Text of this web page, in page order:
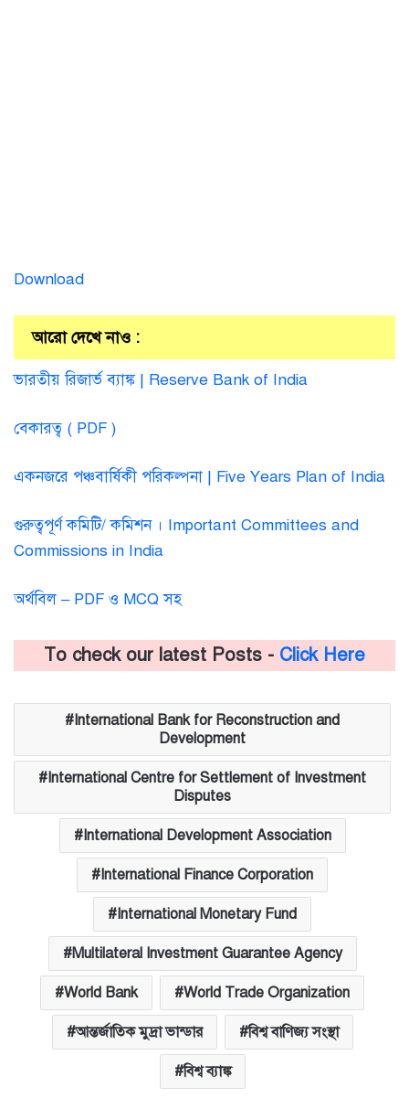
Download
আরো দেখে নাও :
ভারতীয় রিজার্ভ ব্যাঙ্ক | Reserve Bank of India
বেকারত্ব ( PDF )
একনজরে পঞ্চবার্ষিকী পরিকল্পনা | Five Years Plan of India
গুরুত্বপূর্ণ কমিটি/ কমিশন । Important Committees and
Commissions in India
অর্থবিল – PDF ও MCQ সহ
To check our latest Posts - Click Here
International Bank for Reconstruction and
Development
International Centre for Settlement of Investment
Disputes
International Development Association
International Finance Corporation
International Monetary Fund
Multilateral Investment Guarantee Agency
World Bank World Trade Organization
আন্তর্জাতিক মুদ্রা ভান্ডার বিশ্ব বাণিজ্য সংস্থা
বিশ্ব ব্যাঙ্ক